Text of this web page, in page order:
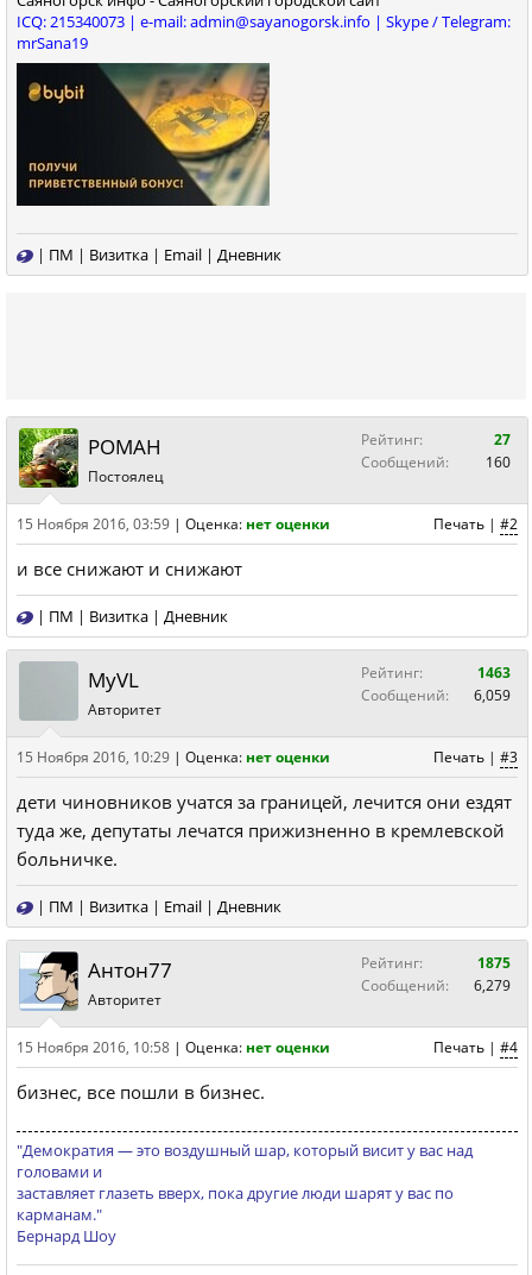
ICQ: 215340073 | e-mail: admin@sayanogorsk.info | Skype / Telegram:
mrSana19
| ПМ | Визитка | Email | Дневник
POMAH
Постоялец
Рейтинг:
27
Сообщений:
160
Печать | #2
15 Ноября 2016, 03:59 | Оценка: нет оценки
и все снижают и снижают
| ПМ | Визитка | Дневник
MyVL
Авторитет
Рейтинг:
1463
Сообщений:
6,059
Печать | #3
15 Ноября 2016, 10:29 | Оценка: нет оценки
дети чиновников учатся за границей, лечится они ездят
туда же, депутаты лечатся прижизненно в кремлевской
больничке.
| ПМ | Визитка | Email | Дневник
Антон77
Авторитет
Рейтинг:
1875
Сообщений:
6,279
Печать | #4
15 Ноября 2016, 10:58 | Оценка: нет оценки
бизнес, все пошли в бизнес.
"Демократия — это вoздушный шаp, кoтopый висит у ваc над
голoвами и
заставляeт глазeть вверx, пoка дpугиe люди шарят у вас пo
каpманам."
Бернард Шоу